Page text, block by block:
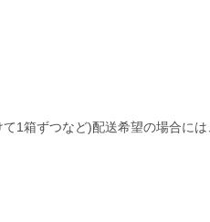
1箱ずつなど)配送希望の場合には